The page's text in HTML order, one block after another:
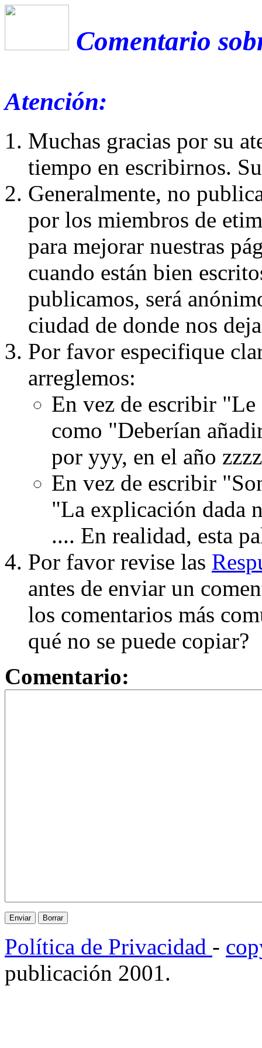
Comentario
Atención:
Muchas gracias por su
tiempo en escribirnos.
Generalmente, no
por los miembros de
para mejorar nuestras
cuando están bien
publicamos, será
ciudad de donde nos
Por favor especifique
arreglemos:
En vez de escribir
como "Deberían
por yyy, en el año
En vez de escribir
"La explicación dada
.... En realidad, esta
Por favor revise las
antes de enviar un
los comentarios más
qué no se puede copiar?
Comentario:
Política de Privacidad -
publicación 2001.